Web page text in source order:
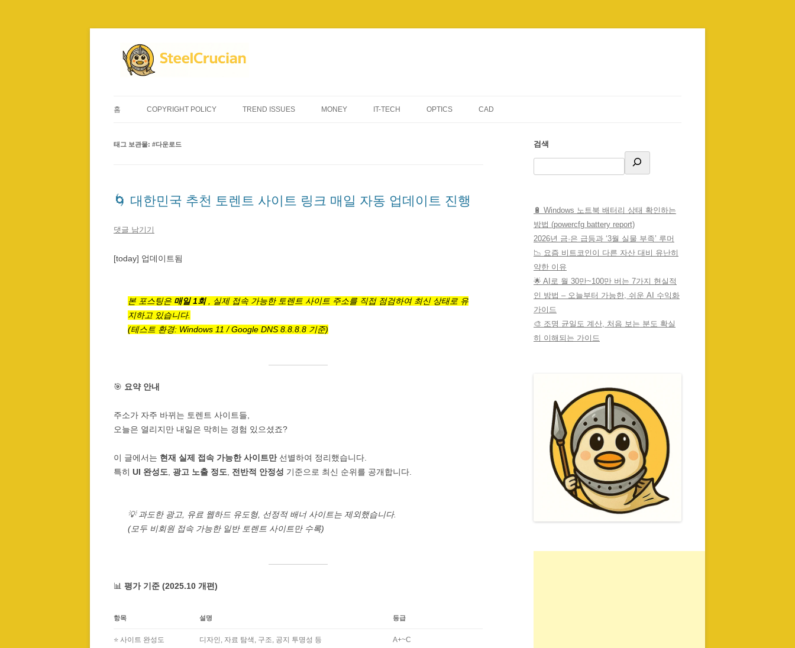
홈 COPYRIGHT POLICY TREND ISSUES MONEY IT-TECH
ELECTRONIC DEVICES
CODING & SCRIPTS
OPTICS CAD
태그 보관물: #다운로드
🌀 대한민국 추천 토렌트 사이트 링크 매일 자동 업데이트 진행
댓글 남기기
[today] 업데이트됨
본 포스팅은 매일 1회
, 실제 접속 가능한 토렌트 사이트 주소를 직접 점검하여 최신 상태로 유
지하고 있습니다.
(테스트 환경: Windows 11 / Google DNS 8.8.8.8 기준)
🎯 요약 안내
주소가 자주 바뀌는 토렌트 사이트들,
오늘은 열리지만 내일은 막히는 경험 있으셨죠?
이 글에서는 현재 실제 접속 가능한 사이트만선별하여 정리했습니다.
특히 UI 완성도 광고 노출 정도 전반적 안정성 기준으로 최신 순위를 공개합니다.
💡 과도한 광고, 유료 웹하드 유도형, 선정적 배너 사이트는 제외했습니다.
(모두 비회원 접속 가능한 일반 토렌트 사이트만 수록)
📊 평가 기준 (2025.10 개편)
항목 설명 등급
⭐ 사이트 완성도 디자인, 자료 탐색, 구조, 공지 투명성 등 A+~C
검색
🔋 Windows 노트북 배터리 상태 확인하는
방법 (powercfg battery report)
2026년 금·은 급등과 ‘3월 실물 부족’ 루머
📉 요즘 비트코인이 다른 자산 대비 유난히
약한 이유
🌟 AI로 월 30만~100만 버는 7가지 현실적
인 방법 – 오늘부터 가능한, 쉬운 AI 수익화
가이드
🎨 조명 균일도 계산, 처음 보는 분도 확실
히 이해되는 가이드